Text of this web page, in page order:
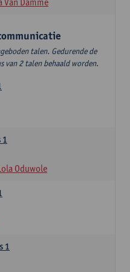
talen. Gedurende de
van 2 talen behaald worden.
1
Oduwole
1